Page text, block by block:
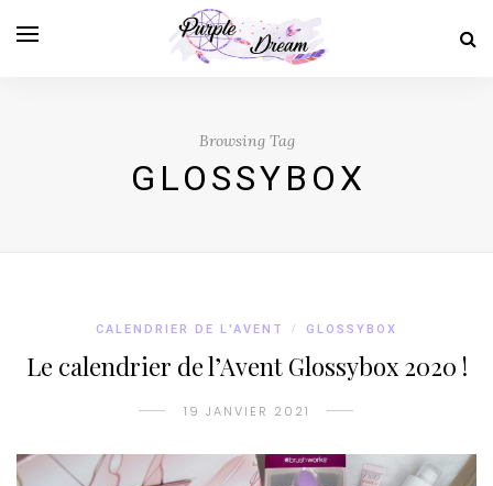
Browsing Tag
GLOSSYBOX
CALENDRIER DE L'AVENT / GLOSSYBOX
Le calendrier de l’Avent Glossybox 2020 !
19 JANVIER 2021